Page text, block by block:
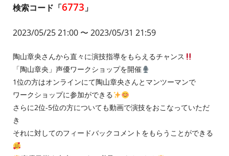
検索コード「6773 」
2023/05/25 21:00 〜 2023/05/31 21:59
陶山章央さんから直々に演技指導をもらえるチャンス
「陶山章央」声優ワークショップを開催
1位の方はオンラインにて陶山章央さんとマンツーマンで
ワークショップに参加ができる
さらに2位-5位の方についても動画で演技をおこなっていただ
き
それに対してのフィードバックコメントをもらうことができる